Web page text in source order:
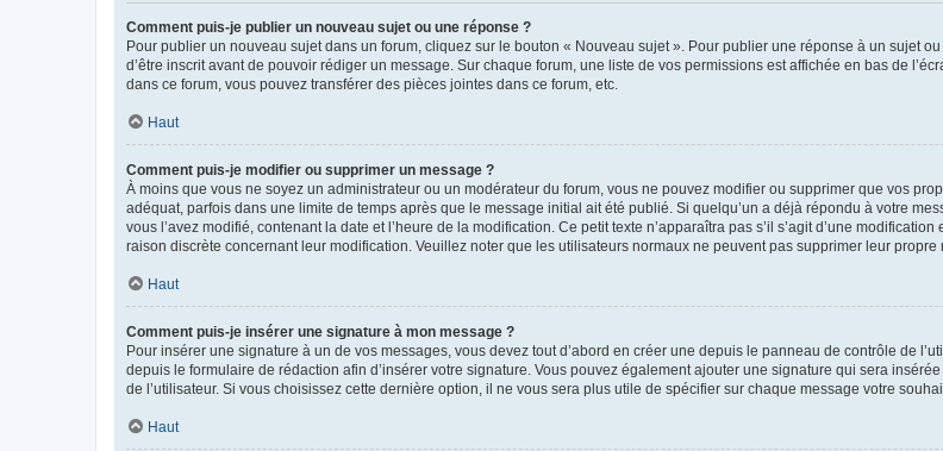
Comment puis-je publier un nouveau sujet ou une réponse ?
Pour publier un nouveau sujet dans un forum, cliquez sur le bouton « Nouveau sujet ». Pour publier une réponse à un sujet
d’être inscrit avant de pouvoir rédiger un message. Sur chaque forum, une liste de vos permissions est affichée en bas de
dans ce forum, vous pouvez transférer des pièces jointes dans ce forum, etc.
Haut
Comment puis-je modifier ou supprimer un message ?
À moins que vous ne soyez un administrateur ou un modérateur du forum, vous ne pouvez modifier ou supprimer que vos
adéquat, parfois dans une limite de temps après que le message initial ait été publié. Si quelqu’un a déjà répondu à votre
vous l’avez modifié, contenant la date et l’heure de la modification. Ce petit texte n’apparaîtra pas s’il s’agit d’une
raison discrète concernant leur modification. Veuillez noter que les utilisateurs normaux ne peuvent pas supprimer leur propre
Haut
Comment puis-je insérer une signature à mon message ?
Pour insérer une signature à un de vos messages, vous devez tout d’abord en créer une depuis le panneau de contrôle de
depuis le formulaire de rédaction afin d’insérer votre signature. Vous pouvez également ajouter une signature qui sera
de l’utilisateur. Si vous choisissez cette dernière option, il ne vous sera plus utile de spécifier sur chaque message votre
Haut